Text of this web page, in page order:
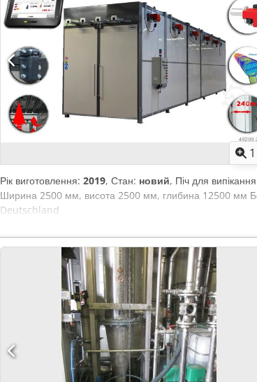
1
Рік виготовлення: 2019, Стан: новий, Піч для
Ширина 2500 мм, висота 2500 мм, глибина 12500 мм
Deutschland